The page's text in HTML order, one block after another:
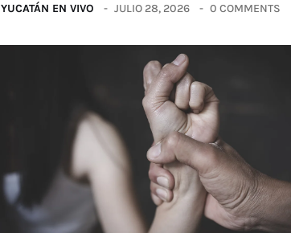
YUCATÁN EN VIVO JULIO 28, 2026 0 COMMENTS